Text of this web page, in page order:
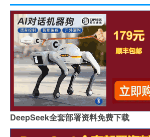
DeepSeek全套部署资料免费下载